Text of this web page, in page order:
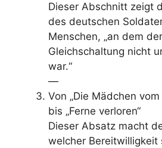
Dieser Abschnitt zeigt
des deutschen
Menschen, „an dem
Gleichschaltung nicht
war.“
—
Von „Die Mädchen vom
bis „Ferne verloren“
Dieser Absatz macht
welcher Bereitwilligkeit